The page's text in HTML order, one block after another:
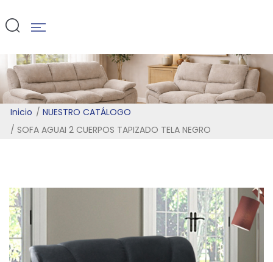
TELA NEGRO
Inicio
NUESTRO CATÁLOGO
SOFA AGUAI 2 CUERPOS TAPIZADO TELA NEGRO